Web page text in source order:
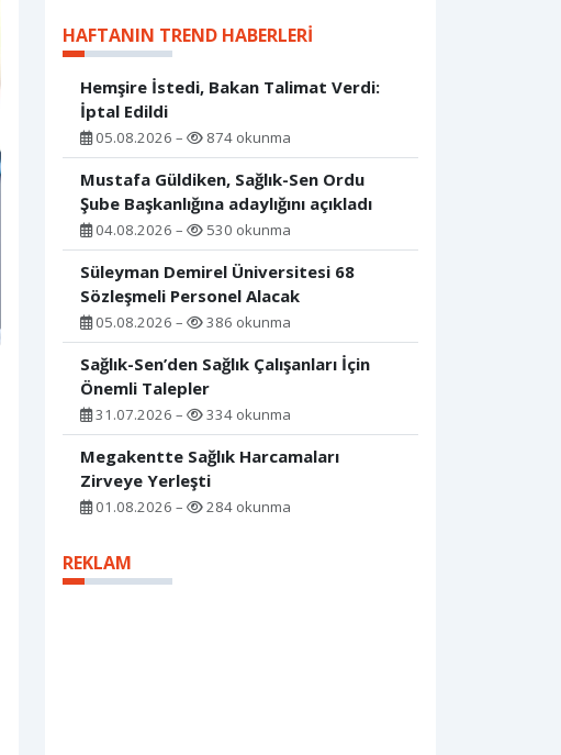
HAFTANIN TREND HABERLERI
Hemşire İstedi, Bakan Talimat Verdi:
İptal Edildi
05.08.2026 – 874 okunma
Mustafa Güldiken, Sağlık-Sen Ordu
Şube Başkanlığına adaylığını açıkladı
04.08.2026 – 530 okunma
Süleyman Demirel Üniversitesi 68
Sözleşmeli Personel Alacak
05.08.2026 – 386 okunma
Sağlık-Sen’den Sağlık Çalışanları İçin
Önemli Talepler
31.07.2026 – 334 okunma
Megakentte Sağlık Harcamaları
Zirveye Yerleşti
01.08.2026 – 284 okunma
REKLAM